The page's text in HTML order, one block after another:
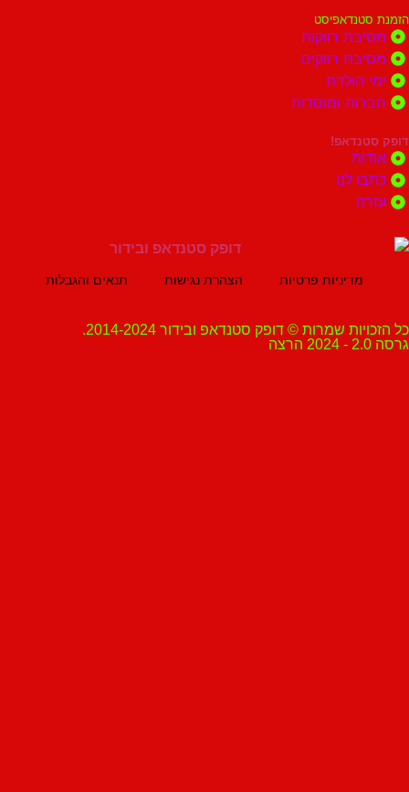
רווקות
רווקים
ומוסדות
לנו
מדיניות פרטיות הצהרת נגישות תנאים והגבלות
שמרות © דופק סטנדאפ ובידור 2014-2024.